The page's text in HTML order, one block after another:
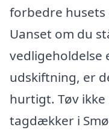
forbedre
Uanset om du
vedligeholdelse
udskiftning, er
hurtigt. Tøv
tagdækker i